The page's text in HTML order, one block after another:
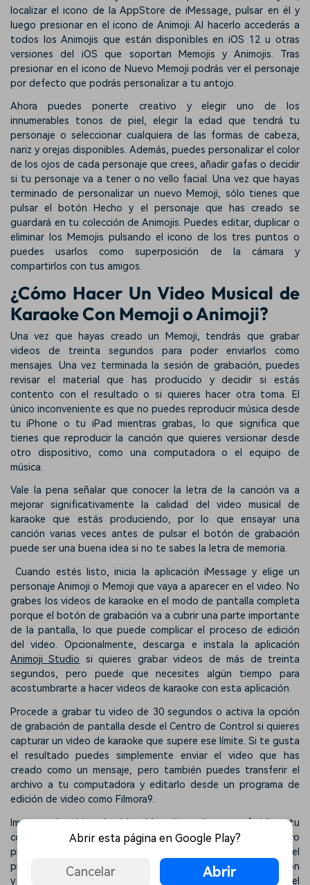
localizar el icono de la AppStore de iMessage, pulsar en él y
luego presionar en el icono de Animoji. Al hacerlo accederás a
todos los Animojis que están disponibles en iOS 12 u otras
versiones del iOS que soportan Memojis y Animojis. Tras
presionar en el icono de Nuevo Memoji podrás ver el personaje
por defecto que podrás personalizar a tu antojo.
Ahora puedes ponerte creativo y elegir uno de los
innumerables tonos de piel, elegir la edad que tendrá tu
personaje o seleccionar cualquiera de las formas de cabeza,
nariz y orejas disponibles. Además, puedes personalizar el color
de los ojos de cada personaje que crees, añadir gafas o decidir
si tu personaje va a tener o no vello facial. Una vez que hayas
terminado de personalizar un nuevo Memoji, sólo tienes que
pulsar el botón Hecho y el personaje que has creado se
guardará en tu colección de Animojis. Puedes editar, duplicar o
eliminar los Memojis pulsando el icono de los tres puntos o
puedes usarlos como superposición de la cámara y
compartirlos con tus amigos.
¿Cómo Hacer Un Video Musical de
Karaoke Con Memoji o Animoji?
Una vez que hayas creado un Memoji, tendrás que grabar
videos de treinta segundos para poder enviarlos como
mensajes. Una vez terminada la sesión de grabación, puedes
revisar el material que has producido y decidir si estás
contento con el resultado o si quieres hacer otra toma. El
único inconveniente es que no puedes reproducir música desde
tu iPhone o tu iPad mientras grabas, lo que significa que
tienes que reproducir la canción que quieres versionar desde
otro dispositivo, como una computadora o el equipo de
música.
Vale la pena señalar que conocer la letra de la canción va a
mejorar significativamente la calidad del video musical de
karaoke que estás produciendo, por lo que ensayar una
canción varias veces antes de pulsar el botón de grabación
puede ser una buena idea si no te sabes la letra de memoria.
Cuando estés listo, inicia la aplicación iMessage y elige un
personaje Animoji o Memoji que vaya a aparecer en el video. No
grabes los videos de karaoke en el modo de pantalla completa
porque el botón de grabación va a cubrir una parte importante
de la pantalla, lo que puede complicar el proceso de edición
del video. Opcionalmente, descarga e instala la aplicación
Animoji Studio si quieres grabar videos de más de treinta
segundos, pero puede que necesites algún tiempo para
acostumbrarte a hacer videos de karaoke con esta aplicación.
Procede a grabar tu video de 30 segundos o activa la opción
de grabación de pantalla desde el Centro de Control si quieres
capturar un video de karaoke que supere ese límite. Si te gusta
el resultado puedes simplemente enviar el video que has
creado como un mensaje, pero también puedes transferir el
archivo a tu computadora y editarlo desde un programa de
edición de video como Filmora9.
Importa el archivo de video Memoji que has transferido a tu
computadora en Filmora9 después de haber creado un nuevo
proyecto. Puedes hacerlo desde el Panel multimedia del
programa haciendo clic en el menú desplegable de importación
y eligiendo la opción de importar archivos multimedia. Coloca el
Abrir esta página en Google Play?
Cancelar Abrir